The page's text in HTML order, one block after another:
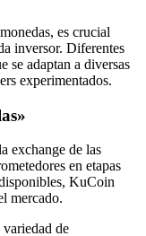
es crucial
inversor. Diferentes
se adaptan a diversas
experimentados.
exchange de las
en etapas
KuCoin
mercado.